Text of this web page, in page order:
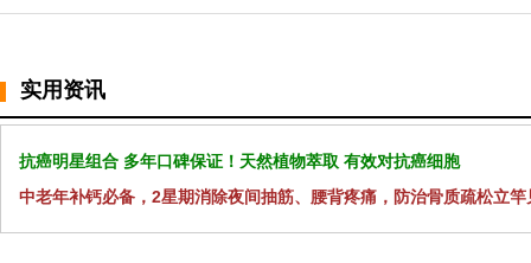
实用资讯
抗癌明星组合 多年口碑保证！天然植物萃取 有效对抗癌细胞
中老年补钙必备，2星期消除夜间抽筋、腰背疼痛，防治骨质疏松立竿